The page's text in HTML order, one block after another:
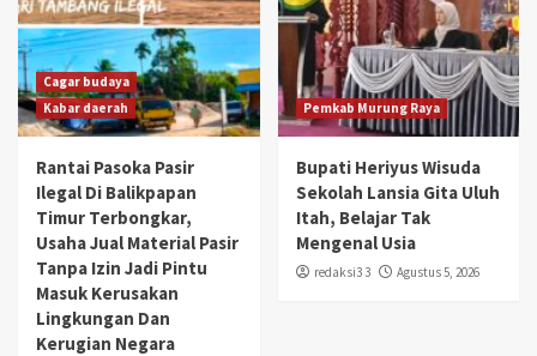
Cagar budaya
Kabar daerah
Rantai Pasoka Pasir
Ilegal Di Balikpapan
Timur Terbongkar,
Usaha Jual Material Pasir
Tanpa Izin Jadi Pintu
Masuk Kerusakan
Lingkungan Dan
Kerugian Negara
Pemkab Murung Raya
Bupati Heriyus Wisuda
Sekolah Lansia Gita Uluh
Itah, Belajar Tak
Mengenal Usia
redaksi3 3 Agustus 5, 2026